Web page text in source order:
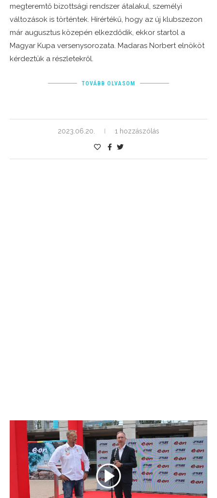
megteremtő bizottsági rendszer átalakul, személyi
változások is történtek. Hírértékű, hogy az új klubszezon
már augusztus közepén elkezdődik, ekkor startol a
Magyar Kupa versenysorozata. Madaras Norbert elnököt
kérdeztük a részletekről.
TOVÁBB OLVASOM
2023.06.20. 1 hozzászólás